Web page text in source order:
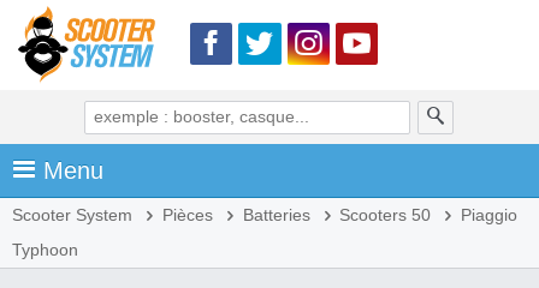
Menu
Scooter System Pièces Batteries Scooters 50
Piaggio
Typhoon